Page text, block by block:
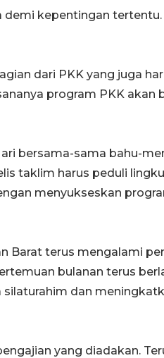
kepentingan tertentu.
dari PKK yang juga
program PKK akan
bersama-sama bahu-
taklim harus peduli
menyukseskan
Barat terus mengalami
bulanan terus
dan
yang diadakan.